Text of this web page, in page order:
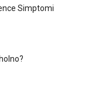
Simptomi